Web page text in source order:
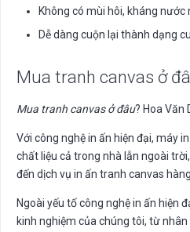
Không có mùi hôi, kháng
Dễ dàng cuộn lại thành dạng
Mua tranh canvas ở
Mua tranh canvas ở đâu? Hoa Văn
Với công nghệ in ấn hiện đại, máy
chất liệu cả trong nhà lẫn ngoài
đến dịch vụ in ấn tranh canvas
Ngoài yếu tố công nghệ in ấn hiện
kinh nghiệm của chúng tôi, từ